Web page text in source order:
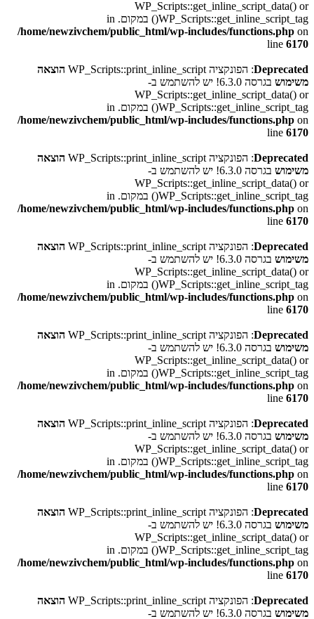
WP_Scripts::get_inline_script_data() or
WP_Scripts::get_inline_script_tag() במקום. in
/home/newzivchem/public_html/wp-includes/functions.php on
line 6170
Deprecated: הפונקציה WP_Scripts::print_inline_script
הוצאה
משימוש
בגרסה 6.3.0! יש להשתמש ב-
WP_Scripts::get_inline_script_data() or
WP_Scripts::get_inline_script_tag() במקום. in
/home/newzivchem/public_html/wp-includes/functions.php on
line 6170
Deprecated: הפונקציה WP_Scripts::print_inline_script
הוצאה
משימוש
בגרסה 6.3.0! יש להשתמש ב-
WP_Scripts::get_inline_script_data() or
WP_Scripts::get_inline_script_tag() במקום. in
/home/newzivchem/public_html/wp-includes/functions.php on
line 6170
Deprecated: הפונקציה WP_Scripts::print_inline_script
הוצאה
משימוש
בגרסה 6.3.0! יש להשתמש ב-
WP_Scripts::get_inline_script_data() or
WP_Scripts::get_inline_script_tag() במקום. in
/home/newzivchem/public_html/wp-includes/functions.php on
line 6170
Deprecated: הפונקציה WP_Scripts::print_inline_script
הוצאה
משימוש
בגרסה 6.3.0! יש להשתמש ב-
WP_Scripts::get_inline_script_data() or
WP_Scripts::get_inline_script_tag() במקום. in
/home/newzivchem/public_html/wp-includes/functions.php on
line 6170
Deprecated: הפונקציה WP_Scripts::print_inline_script
הוצאה
משימוש
בגרסה 6.3.0! יש להשתמש ב-
WP_Scripts::get_inline_script_data() or
WP_Scripts::get_inline_script_tag() במקום. in
/home/newzivchem/public_html/wp-includes/functions.php on
line 6170
Deprecated: הפונקציה WP_Scripts::print_inline_script
הוצאה
משימוש
בגרסה 6.3.0! יש להשתמש ב-
WP_Scripts::get_inline_script_data() or
WP_Scripts::get_inline_script_tag() במקום. in
/home/newzivchem/public_html/wp-includes/functions.php on
line 6170
Deprecated: הפונקציה WP_Scripts::print_inline_script
הוצאה
משימוש
בגרסה 6.3.0! יש להשתמש ב-